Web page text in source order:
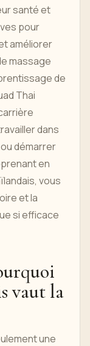
santé et
pour
améliorer
massage
de
Thai
dans
démarrer
en
vous
et la
si efficace
vaut la
une